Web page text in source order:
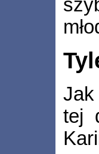
tej